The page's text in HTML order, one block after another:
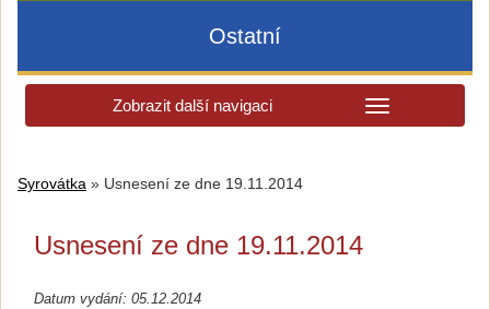
Ostatní
Zobrazit další navigaci
Syrovátka » Usnesení ze dne 19.11.2014
Usnesení ze dne 19.11.2014
Datum vydání: 05.12.2014